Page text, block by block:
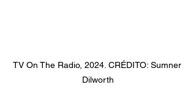
TV On The Radio, 2024. CRÉDITO: Sumner
Dilworth